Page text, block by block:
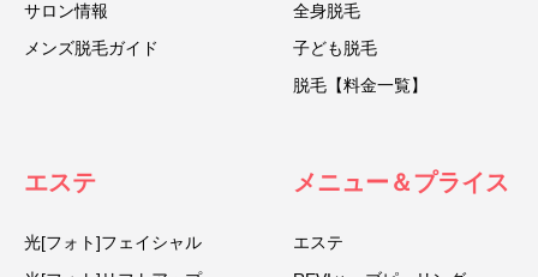
サロン情報
メンズ脱毛ガイド
全身脱毛
子ども脱毛
脱毛【料金一覧】
エステ
光[フォト]フェイシャル
メニュー＆プライス
エステ